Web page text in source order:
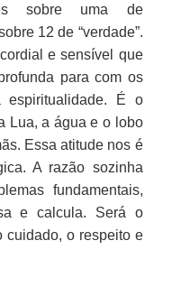
sobre uma de
12 de “verdade”.
e sensível que
para com os
É o
Lua, a água e o lobo
Essa atitude nos é
A razão sozinha
fundamentais,
e calcula. Será o
cuidado, o respeito e